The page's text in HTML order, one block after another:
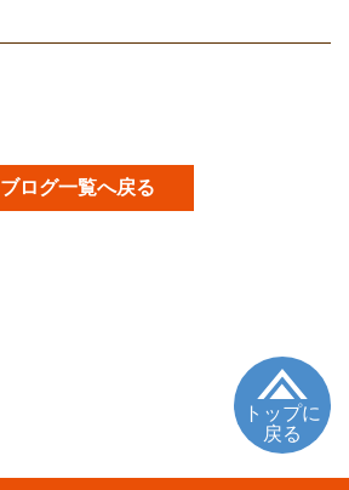
ブログ一覧へ戻る
トップに
戻る